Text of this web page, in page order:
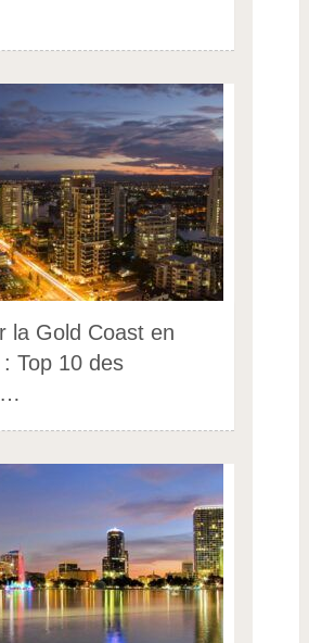
la Gold Coast en
Top 10 des
…